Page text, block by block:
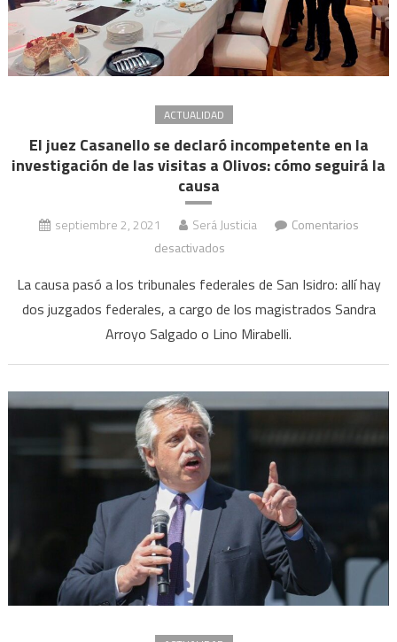
ACTUALIDAD
El juez Casanello se declaró incompetente en la
investigación de las visitas a Olivos: cómo seguirá la
causa
septiembre 2, 2021 Será Justicia
Comentarios
desactivados
juez
Casanello
se
en
investigación
las
visitas
Olivos:
seguirá
La causa pasó a los tribunales federales de San Isidro: allí hay
dos juzgados federales, a cargo de los magistrados Sandra
Arroyo Salgado o Lino Mirabelli.